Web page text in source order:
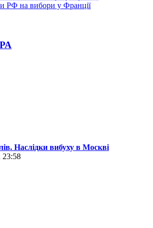
РФ на вибори у Франції
Наслідки вибуху в Москві